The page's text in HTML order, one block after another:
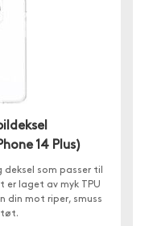
14 Plus)
som passer til
er laget av myk TPU
din mot riper, smuss